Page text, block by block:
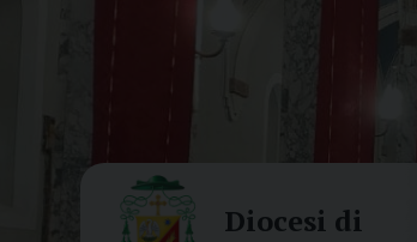
Diocesi di